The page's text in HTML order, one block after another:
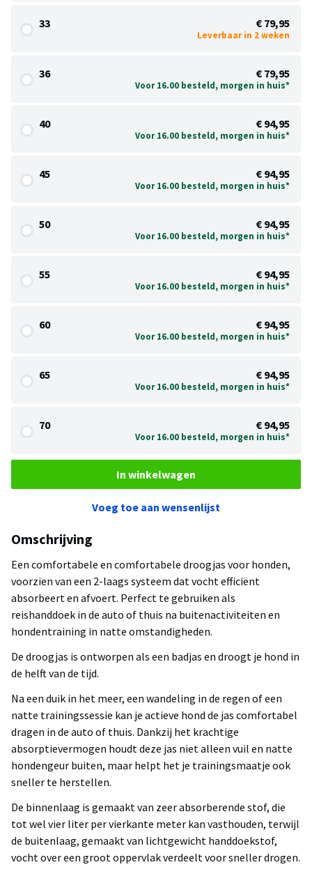
33 € 79,95
Leverbaar in 2 weken
36 € 79,95
Voor 16.00 besteld, morgen in huis*
40 € 94,95
Voor 16.00 besteld, morgen in huis*
45 € 94,95
Voor 16.00 besteld, morgen in huis*
50 € 94,95
Voor 16.00 besteld, morgen in huis*
55 € 94,95
Voor 16.00 besteld, morgen in huis*
60 € 94,95
Voor 16.00 besteld, morgen in huis*
65 € 94,95
Voor 16.00 besteld, morgen in huis*
70 € 94,95
Voor 16.00 besteld, morgen in huis*
In winkelwagen
Voeg toe aan wensenlijst
Omschrijving
Een comfortabele en comfortabele droogjas voor honden,
voorzien van een 2-laags systeem dat vocht efficiënt
absorbeert en afvoert. Perfect te gebruiken als
reishanddoek in de auto of thuis na buitenactiviteiten en
hondentraining in natte omstandigheden.
De droogjas is ontworpen als een badjas en droogt je hond in
de helft van de tijd.
Na een duik in het meer, een wandeling in de regen of een
natte trainingssessie kan je actieve hond de jas comfortabel
dragen in de auto of thuis. Dankzij het krachtige
absorptievermogen houdt deze jas niet alleen vuil en natte
hondengeur buiten, maar helpt het je trainingsmaatje ook
sneller te herstellen.
De binnenlaag is gemaakt van zeer absorberende stof, die
tot wel vier liter per vierkante meter kan vasthouden, terwijl
de buitenlaag, gemaakt van lichtgewicht handdoekstof,
vocht over een groot oppervlak verdeelt voor sneller drogen.